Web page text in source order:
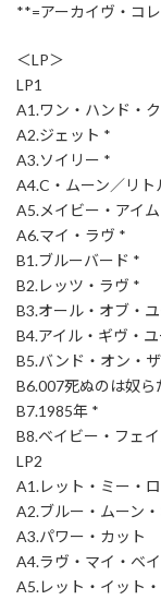
**=アーカイヴ・コ
＜LP＞
LP1
A1.ワン・ハンド・
A2.ジェット *
A3.ソイリー *
A4.C・ムーン／リ
A5.メイビー・アイ
A6.マイ・ラヴ *
B1.ブルーバード *
B2.レッツ・ラヴ *
B3.オール・オブ・
B4.アイル・ギヴ・
B5.バンド・オン・
B6.007死ぬのは奴ら
B7.1985年 *
B8.ベイビー・フェ
LP2
A1.レット・ミー・
A2.ブルー・ムーン
A3.パワー・カット
A4.ラヴ・マイ・ベ
A5.レット・イット